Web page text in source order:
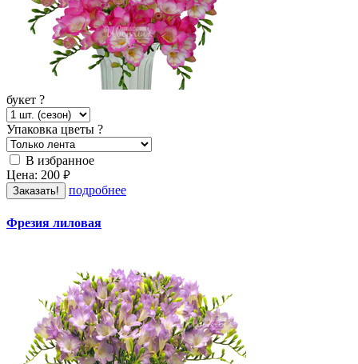
букет ?
Упаковка цветы ?
В избранное
Цена: 200 руб.
Заказать! подробнее
Фрезия лиловая